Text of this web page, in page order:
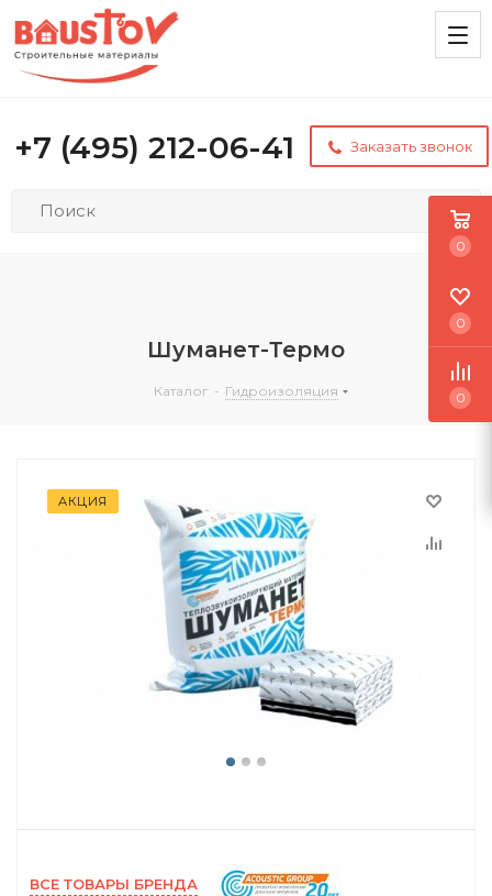
+7 (495) 212-06-41 Заказать звонок
Шуманет-Термо
Каталог - Гидроизоляция
АКЦИЯ
ВСЕ ТОВАРЫ БРЕНДА
0
0
0